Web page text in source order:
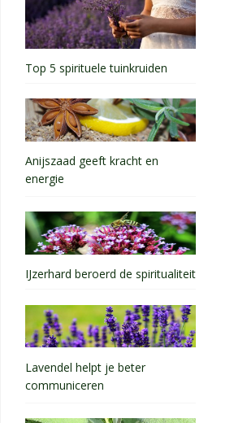
Top 5 spirituele tuinkruiden
Anijszaad geeft kracht en
energie
IJzerhard beroerd de spiritualiteit
Lavendel helpt je beter
communiceren